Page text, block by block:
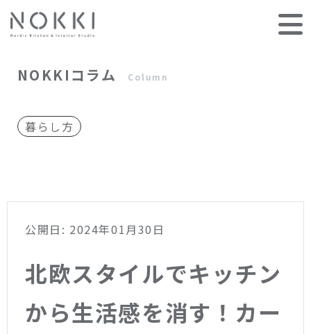
NOKKIコラム Column
暮らし方
公開日: 2024年01月30日
北欧スタイルでキッチン
から生活感を消す！カー